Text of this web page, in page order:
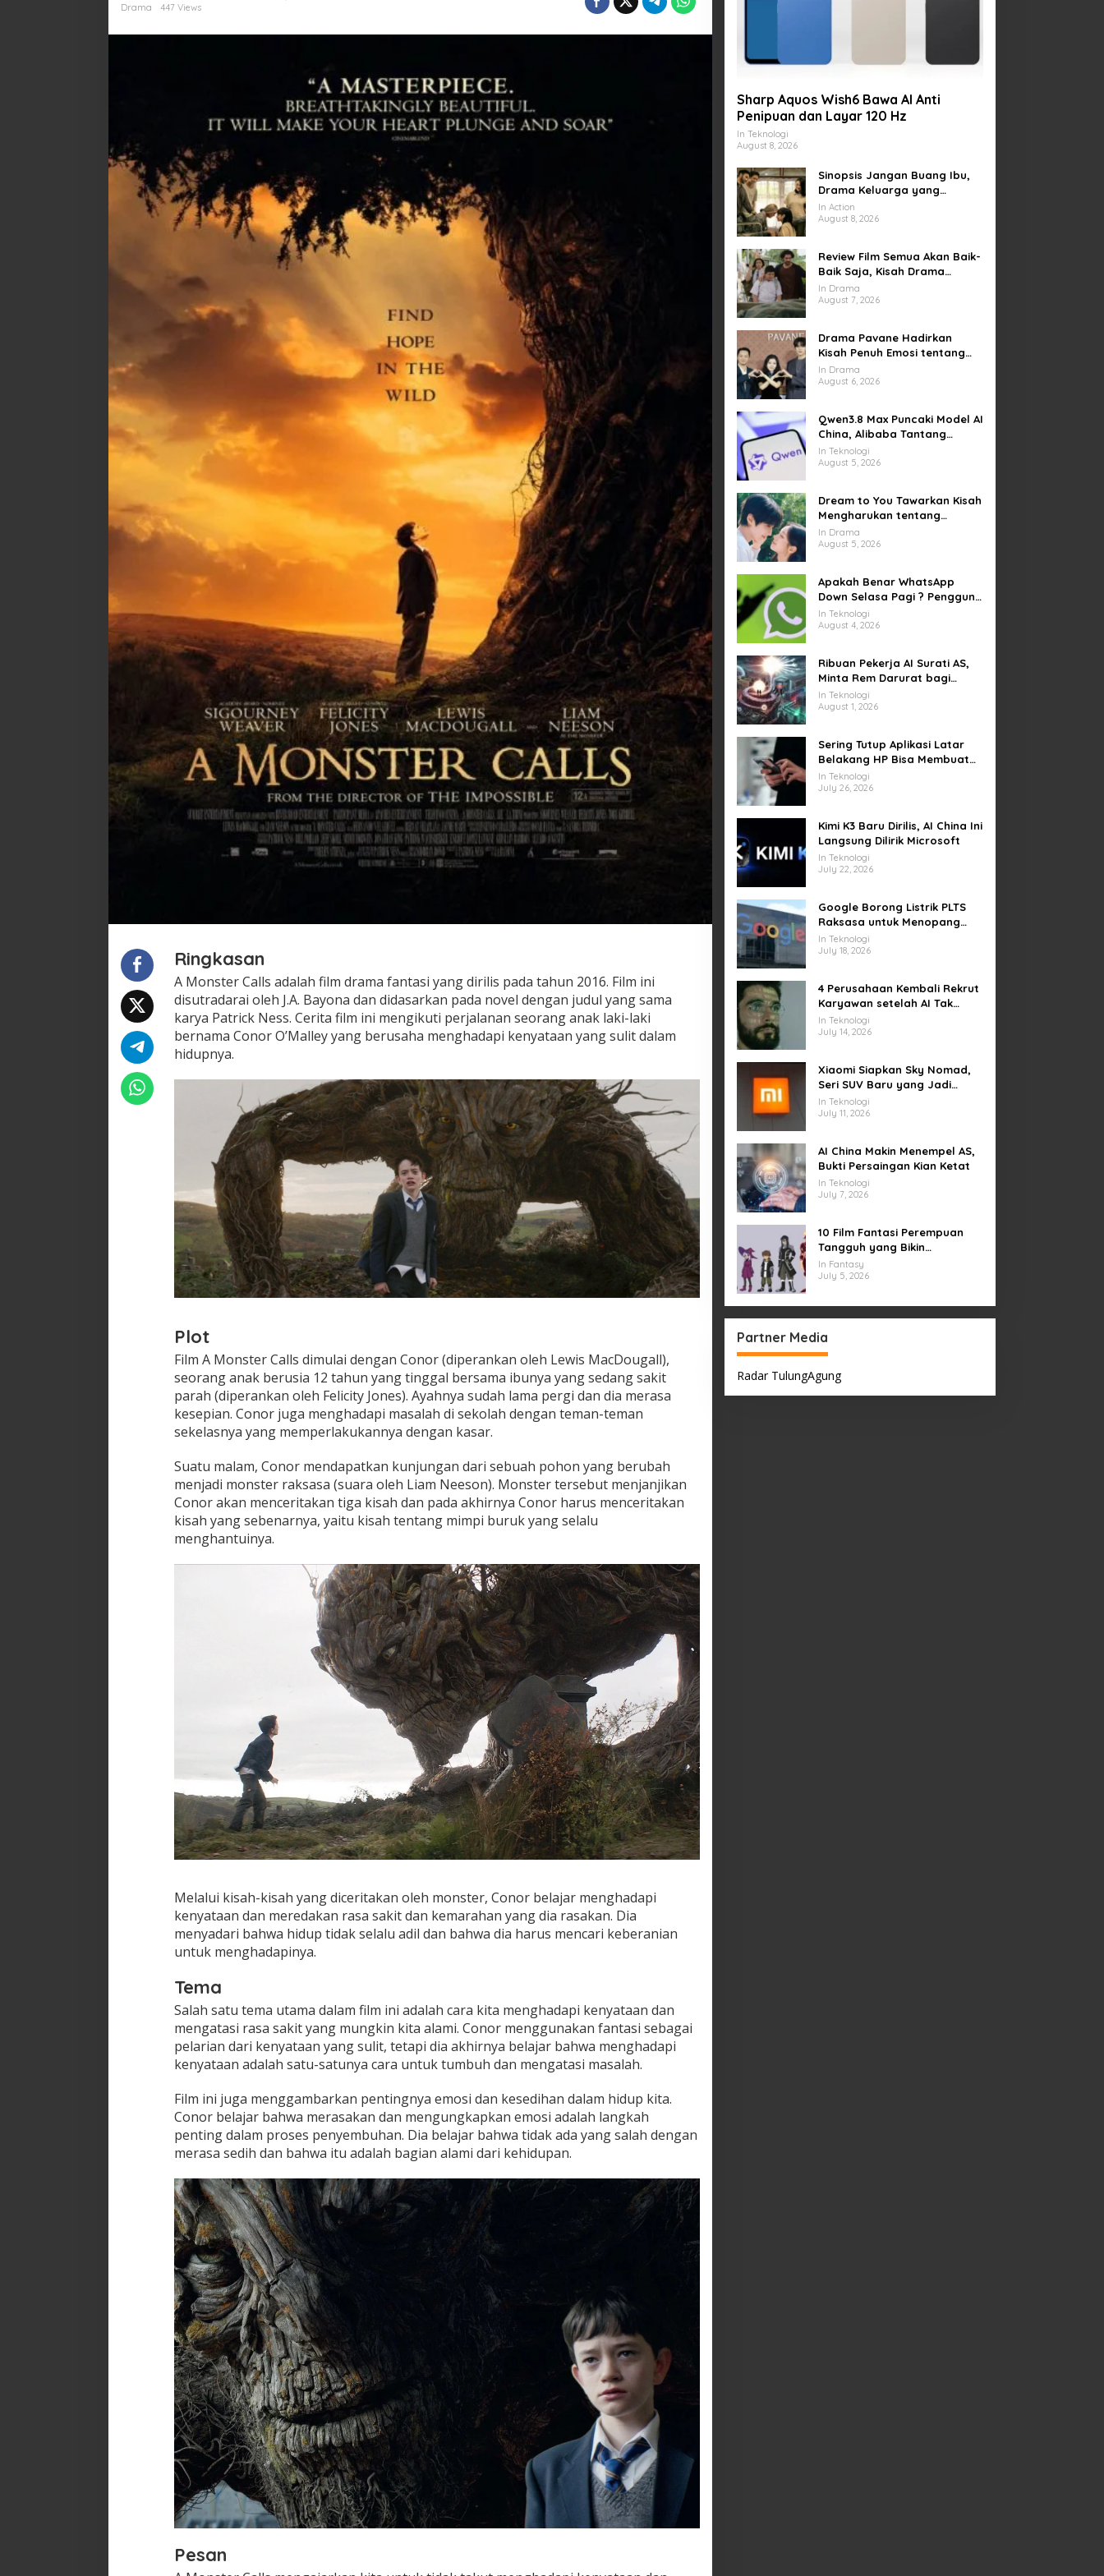
Mencerahkan
Drama
447 Views
Ringkasan
A Monster Calls adalah film drama fantasi yang dirilis pada tahun 2016. Film ini
disutradarai oleh J.A. Bayona dan didasarkan pada novel dengan judul yang sama
karya Patrick Ness. Cerita film ini mengikuti perjalanan seorang anak laki-laki
bernama Conor O’Malley yang berusaha menghadapi kenyataan yang sulit dalam
hidupnya.
Plot
Film A Monster Calls dimulai dengan Conor (diperankan oleh Lewis MacDougall),
seorang anak berusia 12 tahun yang tinggal bersama ibunya yang sedang sakit
parah (diperankan oleh Felicity Jones). Ayahnya sudah lama pergi dan dia merasa
kesepian. Conor juga menghadapi masalah di sekolah dengan teman-teman
sekelasnya yang memperlakukannya dengan kasar.
Suatu malam, Conor mendapatkan kunjungan dari sebuah pohon yang berubah
menjadi monster raksasa (suara oleh Liam Neeson). Monster tersebut menjanjikan
Conor akan menceritakan tiga kisah dan pada akhirnya Conor harus menceritakan
kisah yang sebenarnya, yaitu kisah tentang mimpi buruk yang selalu
menghantuinya.
Melalui kisah-kisah yang diceritakan oleh monster, Conor belajar menghadapi
kenyataan dan meredakan rasa sakit dan kemarahan yang dia rasakan. Dia
menyadari bahwa hidup tidak selalu adil dan bahwa dia harus mencari keberanian
untuk menghadapinya.
Tema
Salah satu tema utama dalam film ini adalah cara kita menghadapi kenyataan dan
mengatasi rasa sakit yang mungkin kita alami. Conor menggunakan fantasi sebagai
pelarian dari kenyataan yang sulit, tetapi dia akhirnya belajar bahwa menghadapi
kenyataan adalah satu-satunya cara untuk tumbuh dan mengatasi masalah.
Film ini juga menggambarkan pentingnya emosi dan kesedihan dalam hidup kita.
Conor belajar bahwa merasakan dan mengungkapkan emosi adalah langkah
penting dalam proses penyembuhan. Dia belajar bahwa tidak ada yang salah dengan
merasa sedih dan bahwa itu adalah bagian alami dari kehidupan.
Pesan
Sharp Aquos Wish6 Bawa AI Anti
Penipuan dan Layar 120 Hz
In Teknologi
August 8, 2026
Sinopsis Jangan Buang Ibu,
Drama Keluarga yang
Menyentuh tentang Kasih
Sayang dan Bakti kepada
In Action
August 8, 2026
Review Film Semua Akan Baik-
Baik Saja, Kisah Drama
Keluarga yang Sarat Makna
tentang Kehilangan dan
In Drama
August 7, 2026
Drama Pavane Hadirkan
Kisah Penuh Emosi tentang
Cinta, Penyesalan, dan
Kesempatan Memulai Kembali
In Drama
August 6, 2026
Qwen3.8 Max Puncaki Model AI
China, Alibaba Tantang
Pemain Global
In Teknologi
August 5, 2026
Dream to You Tawarkan Kisah
Mengharukan tentang
Perjuangan Meraih Mimpi
yang Sempat Tertunda
In Drama
August 5, 2026
Apakah Benar WhatsApp
Down Selasa Pagi ? Pengguna
Kesulitan Kirim Gambar dan
Video di Sejumlah Wilayah
In Teknologi
August 4, 2026
Ribuan Pekerja AI Surati AS,
Minta Rem Darurat bagi
Teknologi Canggih
In Teknologi
August 1, 2026
Sering Tutup Aplikasi Latar
Belakang HP Bisa Membuat
Baterai Lebih Boros
In Teknologi
July 26, 2026
Kimi K3 Baru Dirilis, AI China Ini
Langsung Dilirik Microsoft
In Teknologi
July 22, 2026
Google Borong Listrik PLTS
Raksasa untuk Menopang
Pusat Data dan AI
In Teknologi
July 18, 2026
4 Perusahaan Kembali Rekrut
Karyawan setelah AI Tak
Penuhi Harapan
In Teknologi
July 14, 2026
Xiaomi Siapkan Sky Nomad,
Seri SUV Baru yang Jadi
Sorotan Otomotif Dunia
In Teknologi
July 11, 2026
AI China Makin Menempel AS,
Bukti Persaingan Kian Ketat
In Teknologi
July 7, 2026
10 Film Fantasi Perempuan
Tangguh yang Bikin
Terinspirasi, Termasuk Damsel
In Fantasy
July 5, 2026
Partner Media
Radar TulungAgung